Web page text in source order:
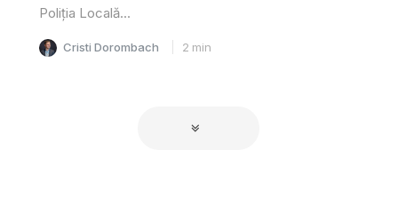
Poliția Locală...
Cristi Dorombach 2 min